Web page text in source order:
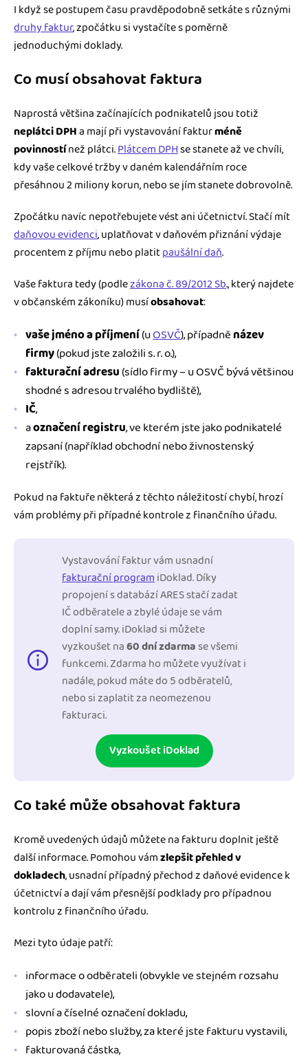
I když se postupem času pravděpodobně setkáte s různými
druhy faktur, zpočátku si vystačíte s poměrně
jednoduchými doklady.
Co musí obsahovat faktura
Naprostá většina začínajících podnikatelů jsou totiž
neplátci DPHa mají při vystavování fakturméně
povinnostínež plátci.Plátcem DPHse stanete až ve chvíli,
kdy vaše celkové tržby v daném kalendářním roce
přesáhnou 2 miliony korun, nebo se jím stanete dobrovolně.
Zpočátku navíc nepotřebujete vést ani účetnictví. Stačí mít
daňovou evidenci, uplatňovat v daňovém přiznání výdaje
procentem z příjmu nebo platitpaušální daň.
Vaše faktura tedy (podlezákona č. 89/2012 Sb., který najdete
v občanském zákoníku) musíobsahovat:
vaše jméno a příjmení(uOSVČ), případněnázev
firmy(pokud jste založili s. r. o.),
fakturační adresu(sídlo firmy – u OSVČ bývá většinou
shodné s adresou trvalého bydliště),
IČ,
aoznačení registru, ve kterém jste jako podnikatelé
zapsaní (například obchodní nebo živnostenský
rejstřík).
Pokud na faktuře některá z těchto náležitostí chybí, hrozí
vám problémy při případné kontrole z finančního úřadu.
Vystavování faktur vám usnadní
fakturační programiDoklad. Díky
propojení s databází ARES stačí zadat
IČ odběratele a zbylé údaje se vám
doplní samy. iDoklad si můžete
vyzkoušet na60 dní zdarma se všemi
funkcemi. Zdarma ho můžete využívat i
nadále, pokud máte do 5 odběratelů,
nebo si zaplatit za neomezenou
fakturaci.
Vyzkoušet iDoklad
Co také může obsahovat faktura
Kromě uvedených údajů můžete na fakturu doplnit ještě
další informace. Pomohou vámzlepšit přehled v
dokladech, usnadní případný přechod z daňové evidence k
účetnictví a dají vám přesnější podklady pro případnou
kontrolu z finančního úřadu.
Mezi tyto údaje patří:
informace o odběrateli (obvykle ve stejném rozsahu
jako u dodavatele),
slovní a číselné označení dokladu,
popis zboží nebo služby, za které jste fakturu vystavili,
fakturovaná částka,